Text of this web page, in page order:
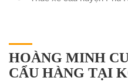
HOÀNG MINH
CẨU HÀNG TẠI